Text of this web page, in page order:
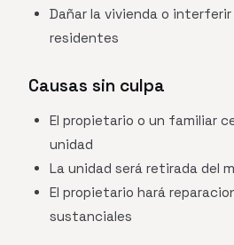
Dañar la vivienda o
residentes
Causas sin culpa
El propietario o un familiar
unidad
La unidad será retirada del
El propietario hará
sustanciales